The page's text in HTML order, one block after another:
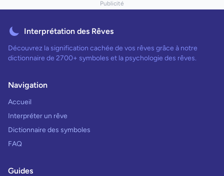
Publicité
Interprétation des Rêves
Découvrez la signification cachée de vos rêves grâce à notre
dictionnaire de 2700+ symboles et la psychologie des rêves.
Navigation
Accueil
Interpréter un rêve
Dictionnaire des symboles
FAQ
Guides